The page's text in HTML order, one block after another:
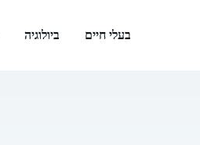
בעלי חיים ביולוגיה